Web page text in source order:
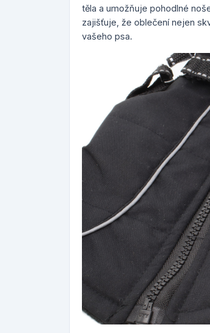
těla a umožňuje pohodlné
zajišťuje, že oblečení nejen
vašeho psa.